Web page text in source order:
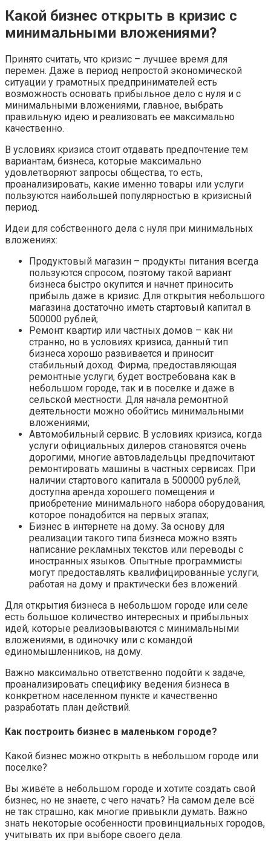
Какой бизнес открыть в кризис с
минимальными вложениями?
Принято считать, что кризис – лучшее время для
перемен. Даже в период непростой экономической
ситуации у грамотных предпринимателей есть
возможность основать прибыльное дело с нуля и с
минимальными вложениями, главное, выбрать
правильную идею и реализовать ее максимально
качественно.
В условиях кризиса стоит отдавать предпочтение тем
вариантам, бизнеса, которые максимально
удовлетворяют запросы общества, то есть,
проанализировать, какие именно товары или услуги
пользуются наибольшей популярностью в кризисный
период.
Идеи для собственного дела с нуля при минимальных
вложениях:
Продуктовый магазин – продукты питания всегда
пользуются спросом, поэтому такой вариант
бизнеса быстро окупится и начнет приносить
прибыль даже в кризис. Для открытия небольшого
магазина достаточно иметь стартовый капитал в
500000 рублей;
Ремонт квартир или частных домов – как ни
странно, но в условиях кризиса, данный тип
бизнеса хорошо развивается и приносит
стабильный доход. Фирма, предоставляющая
ремонтные услуги, будет востребована как в
небольшом городе, так и в поселке и даже в
сельской местности. Для начала ремонтной
деятельности можно обойтись минимальными
вложениями;
Автомобильный сервис. В условиях кризиса, когда
услуги официальных дилеров становятся очень
дорогими, многие автовладельцы предпочитают
ремонтировать машины в частных сервисах. При
наличии стартового капитала в 500000 рублей,
доступна аренда хорошего помещения и
приобретение минимального набора оборудования,
которое понадобится на первых этапах;
Бизнес в интернете на дому. За основу для
реализации такого типа бизнеса можно взять
написание рекламных текстов или переводы с
иностранных языков. Опытные программисты
могут предоставлять квалифицированные услуги,
работая на дому и практически без вложений.
Для открытия бизнеса в небольшом городе или селе
есть большое количество интересных и прибыльных
идей, которые реализовываются с минимальными
вложениями, в одиночку или с командой
единомышленников, на дому.
Важно максимально ответственно подойти к задаче,
проанализировать специфику ведения бизнеса в
конкретном населенном пункте и качественно
разработать план действий.
Как построить бизнес в маленьком городе?
Какой бизнес можно открыть в небольшом городе или
поселке?
Вы живёте в небольшом городе и хотите создать свой
бизнес, но не знаете, с чего начать? На самом деле всё
не так страшно, как многие привыкли думать. Важно
знать некоторые особенности провинциальных городов,
учитывать их при выборе своего дела.